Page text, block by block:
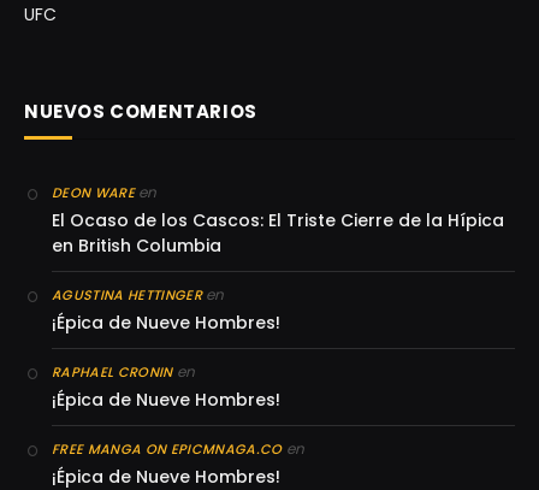
UFC
NUEVOS COMENTARIOS
DEON WAREen
El Ocaso de los Cascos: El Triste Cierre de la Hípica
en British Columbia
AGUSTINA HETTINGERen
¡Épica de Nueve Hombres!
RAPHAEL CRONINen
¡Épica de Nueve Hombres!
FREE MANGA ON EPICMNAGA.COen
¡Épica de Nueve Hombres!